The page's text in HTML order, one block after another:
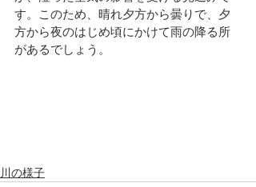
す。このため、晴れ夕方から曇りで、夕
方から夜のはじめ頃にかけて雨の降る所
があるでしょう。
川の様子